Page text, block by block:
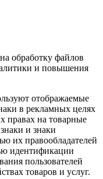
обработку файлов
и повышения
отображаемые
в рекламных целях
правах на товарные
и знаки
их правообладателей
идентификации
пользователей
товаров и услуг.